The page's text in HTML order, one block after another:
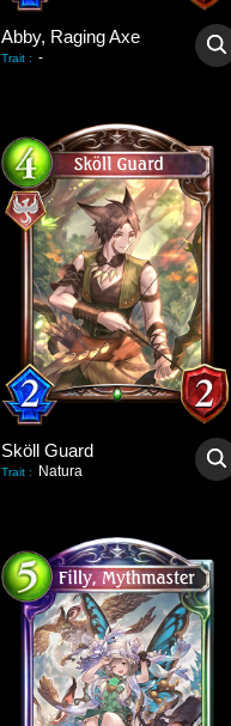
Abby, Raging Axe
Trait : -
Sköll Guard
Trait : Natura